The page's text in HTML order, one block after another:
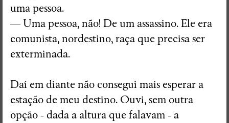
uma pessoa.
— Uma pessoa, não! De um assassino. Ele era
comunista, nordestino, raça que precisa ser
exterminada.
Daí em diante não consegui mais esperar a
estação de meu destino. Ouvi, sem outra
opção - dada a altura que falavam - a